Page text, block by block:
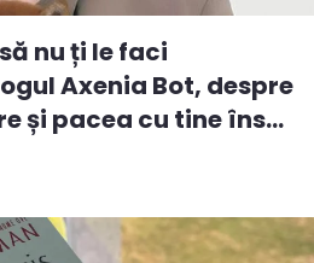
nu ți le faci
Axenia Bot, despre
și pacea cu tine îns...